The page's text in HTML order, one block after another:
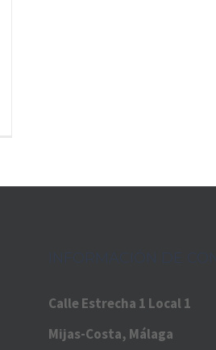
Calle Estrecha 1 Local 1
Mijas-Costa, Málaga